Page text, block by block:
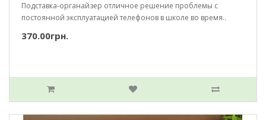
Подставка-органайзер отличное решение проблемы с
постоянной эксплуатацией телефонов в школе во время..
370.00грн.